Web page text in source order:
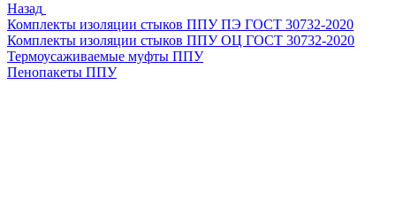
Назад
Комплекты изоляции стыков ППУ ПЭ ГОСТ 30732-2020
Комплекты изоляции стыков ППУ ОЦ ГОСТ 30732-2020
Термоусаживаемые муфты ППУ
Пенопакеты ППУ